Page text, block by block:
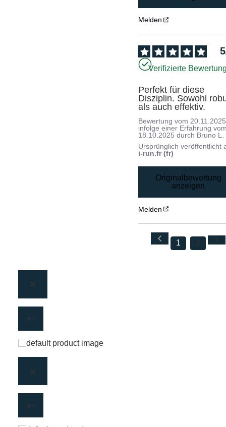
Melden
5
Verifizierte
Perfekt für diese
Disziplin. Sowohl
als auch effektiv.
Bewertung vom20.11.2025
infolge einer Erfahrung
18.10.2025 durch Bruno L.
Ursprünglich veröffentlicht
i-run.fr (fr)
Originalbewertung
anzeigen
Melden
1 2